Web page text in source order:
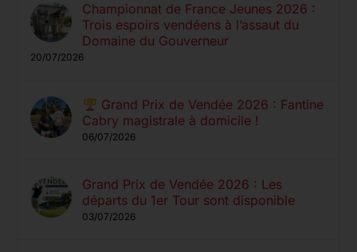
Championnat de France Jeunes 2026 :
Trois espoirs vendéens à l’assaut du
Domaine du Gouverneur
20/07/2026
Grand Prix de Vendée 2026 : Fantine
Cabry magistrale à domicile !
06/07/2026
Grand Prix de Vendée 2026 : Les
départs du 1er Tour sont disponible
03/07/2026